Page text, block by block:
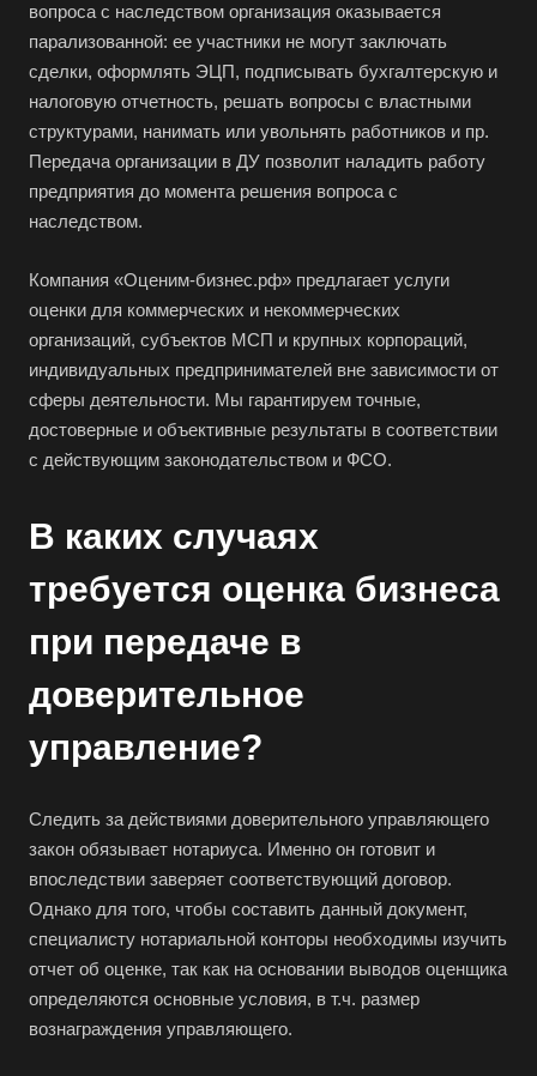
вопроса с наследством организация оказывается
парализованной: ее участники не могут заключать
сделки, оформлять ЭЦП, подписывать бухгалтерскую и
налоговую отчетность, решать вопросы с властными
структурами, нанимать или увольнять работников и пр.
Передача организации в ДУ позволит наладить работу
предприятия до момента решения вопроса с
наследством.
Компания «Оценим-бизнес.рф» предлагает услуги
оценки для коммерческих и некоммерческих
организаций, субъектов МСП и крупных корпораций,
индивидуальных предпринимателей вне зависимости от
сферы деятельности. Мы гарантируем точные,
достоверные и объективные результаты в соответствии
с действующим законодательством и ФСО.
В каких случаях
требуется оценка бизнеса
при передаче в
доверительное
управление?
Следить за действиями доверительного управляющего
закон обязывает нотариуса. Именно он готовит и
впоследствии заверяет соответствующий договор.
Однако для того, чтобы составить данный документ,
специалисту нотариальной конторы необходимы изучить
отчет об оценке, так как на основании выводов оценщика
определяются основные условия, в т.ч. размер
вознаграждения управляющего.